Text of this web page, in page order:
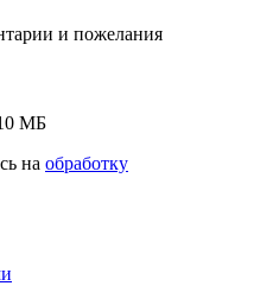
и пожелания
МБ
на обработку